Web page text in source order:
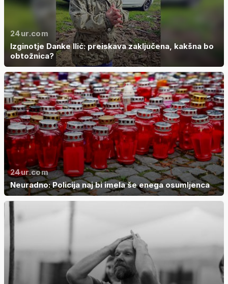
24ur.com
Izginotje Danke Ilić: preiskava zaključena, kakšna bo
obtožnica?
24ur.com
Neuradno: Policija naj bi imela še enega osumljenca